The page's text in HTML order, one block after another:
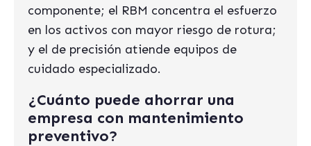
componente; el RBM concentra el esfuerzo
en los activos con mayor riesgo de rotura;
y el de precisión atiende equipos de
cuidado especializado.
¿Cuánto puede ahorrar una
empresa con mantenimiento
preventivo?